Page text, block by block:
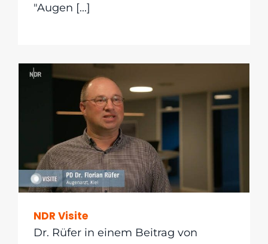
"Augen [...]
NDR Visite
Dr. Rüfer in einem Beitrag von